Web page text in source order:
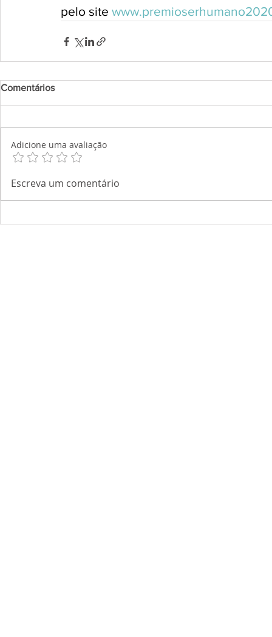
pelo site
Comentários
Adicione uma avaliação
Escreva um comentário